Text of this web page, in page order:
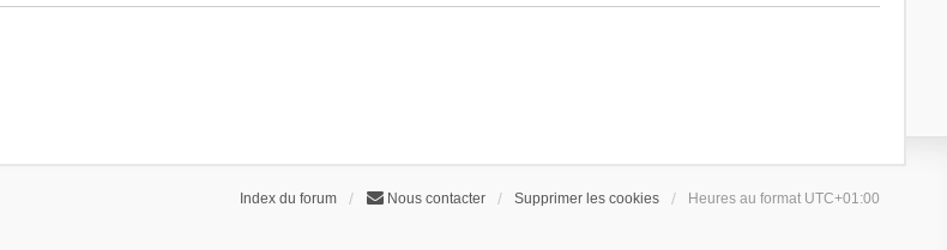
Index du forum Nous contacter Supprimer les cookies Heures au format UTC+01:00